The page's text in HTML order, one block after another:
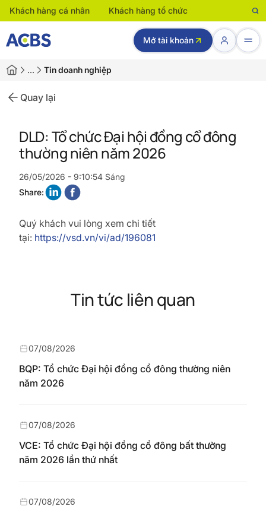
Khách hàng cá nhân Khách hàng tổ chức
Mở tài khoản
… Tin doanh nghiệp
Quay lại
DLD: Tổ chức Đại hội đồng cổ đông
thường niên năm 2026
26/05/2026 - 9:10:54 Sáng
Share:
Quý khách vui lòng xem chi tiết
tại: https://vsd.vn/vi/ad/196081
Tin tức liên quan
BQP: Tổ chức Đại hội đồng cổ đông thường niên
năm 2026
07/08/2026
VCE: Tổ chức Đại hội đồng cổ đông bất thường
năm 2026 lần thứ nhất
07/08/2026
07/08/2026